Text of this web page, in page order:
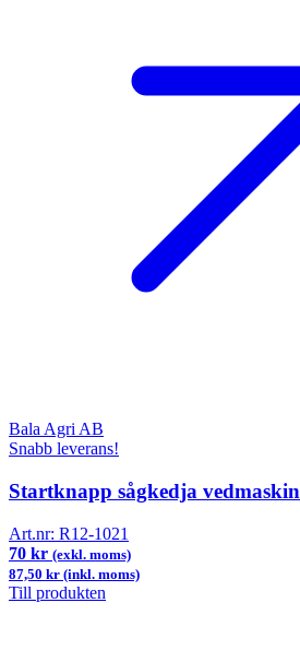
Bala Agri AB
Snabb leverans!
Startknapp sågkedja vedmaskin
Art.nr: R12-1021
70 kr (exkl. moms)
87,50 kr (inkl. moms)
Till produkten